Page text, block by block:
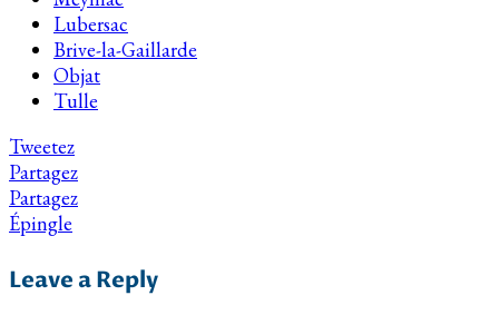
Lubersac
Brive-la-Gaillarde
Objat
Tulle
Tweetez
Partagez
Partagez
Épingle
Leave a Reply